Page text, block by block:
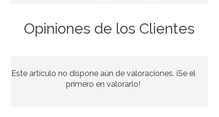
4,40€
Opiniones de los Clientes
Este artículo no dispone aún de valoraciones. ¡Se el
primero en valorarlo!